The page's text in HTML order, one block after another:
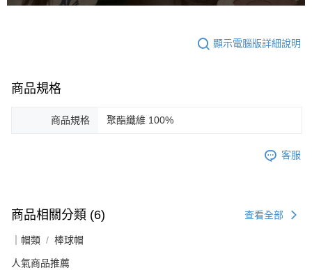
顯示電腦版詳細說明
商品規格
商品規格 聚酯纖維 100%
客服
商品相關分類 (6) 查看全部
｜帽類 棒球帽
人氣商品推薦